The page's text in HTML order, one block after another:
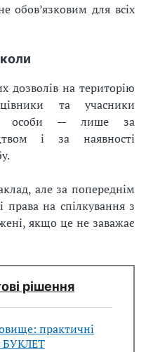
обов’язковим для всіх
дозволів на територію
та учасники
особи — лише за
і за наявності
але за попереднім
на спілкування з
якщо це не заважає
рішення
практичні
БУКЛЕТ